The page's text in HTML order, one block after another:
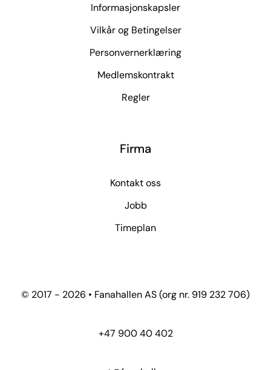
Informasjonskapsler
Vilkår og Betingelser
Personvernerklæring
Medlemskontrakt
Regler
Firma
Kontakt oss
Jobb
Timeplan
© 2017 - 2026 • Fanahallen AS (org nr. 919 232 706)
+47 900 40 402